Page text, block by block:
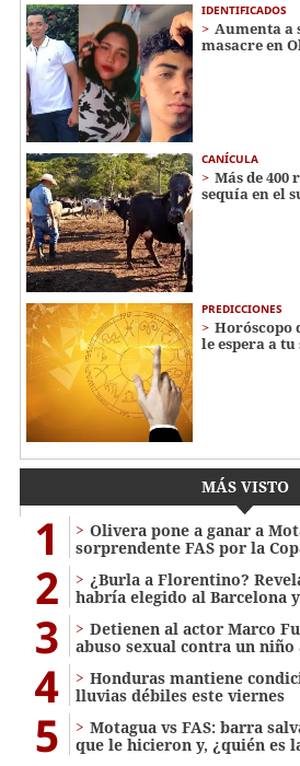
IDENTIFICADOS
Aumenta a
masacre en
CANÍCULA
Más de 400
sequía en el
PREDICCIONES
Horóscopo
le espera a
MÁS VISTO
1
Olivera pone a ganar a
sorprendente FAS por la
2
¿Burla a Florentino?
habría elegido al Barcelona
3
Detienen al actor Marco
abuso sexual contra un niño
4
Honduras mantiene
lluvias débiles este viernes
5
Motagua vs FAS: barra
que le hicieron y, ¿quién es